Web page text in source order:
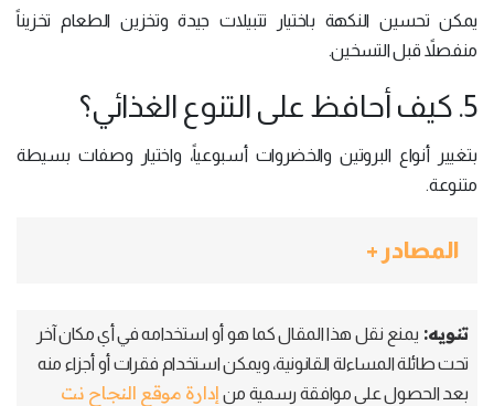
يمكن تحسين النكهة باختيار تتبيلات جيدة وتخزين الطعام تخزيناً
منفصلاً قبل التسخين.
5. كيف أحافظ على التنوع الغذائي؟
بتغيير أنواع البروتين والخضروات أسبوعياً، واختيار وصفات بسيطة
متنوعة.
المصادر +
تنويه: يمنع نقل هذا المقال كما هو أو استخدامه في أي مكان آخر
تحت طائلة المساءلة القانونية، ويمكن استخدام فقرات أو أجزاء منه
بعد الحصول على موافقة رسمية من إدارة موقع النجاح نت